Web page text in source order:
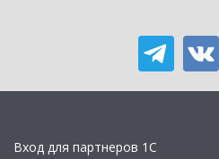
Вход для партнеров 1С